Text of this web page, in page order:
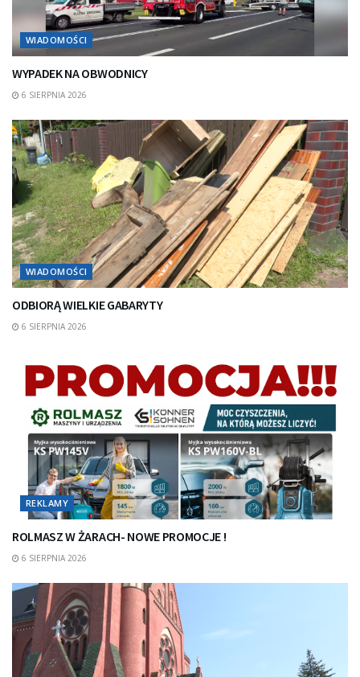
WIADOMOŚCI
WYPADEK NA OBWODNICY
6 SIERPNIA 2026
WIADOMOŚCI
ODBIORĄ WIELKIE GABARYTY
6 SIERPNIA 2026
REKLAMY
ROLMASZ W ŻARACH- NOWE PROMOCJE !
6 SIERPNIA 2026